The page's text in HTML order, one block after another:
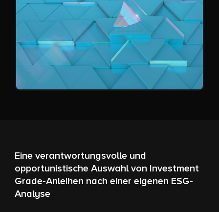
Eine verantwortungsvolle und
opportunistische Auswahl von Investment
Grade-Anleihen nach einer eigenen ESG-
Analyse